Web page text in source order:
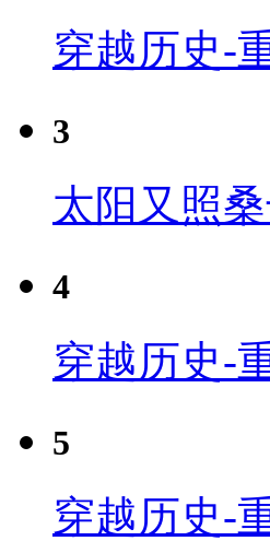
穿越历史-
3
太阳又照
4
穿越历史-
5
穿越历史-